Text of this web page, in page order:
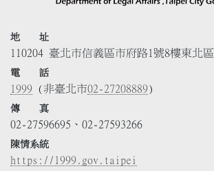
地 址
110204 臺北市信義區市府路1號8樓東北區
電 話
1999 (非臺北市02-27208889)
傳 真
02-27596695、02-27593266
陳情系統
https://1999.gov.taipei